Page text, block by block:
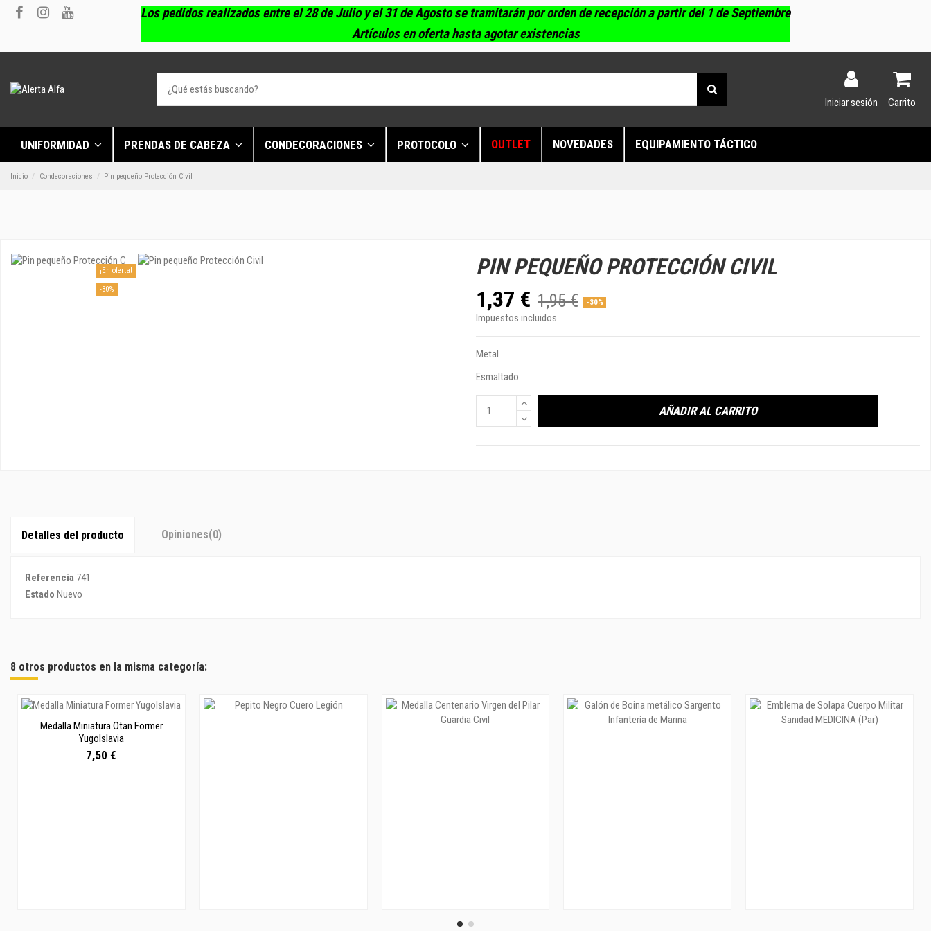
Los pedidos realizados entre el 28 de Julio y el 31 de Agosto se tramitarán por orden de recepción a partir del 1 de Septiembre
Artículos en oferta hasta agotar existencias
Iniciar sesión Carrito
UNIFORMIDAD PRENDAS DE CABEZA CONDECORACIONES PROTOCOLO OUTLET NOVEDADES EQUIPAMIENTO TÁCTICO
Inicio Condecoraciones Pin pequeño Protección Civil
¡En oferta!
-30%
PIN PEQUEÑO PROTECCIÓN CIVIL
1,37 € 1,95 € -30%
Impuestos incluidos
Metal
Esmaltado
AÑADIR AL CARRITO
Detalles del producto Opiniones(0)
Referencia 741
Estado Nuevo
8 otros productos en la misma categoría:
Medalla Miniatura Otan Former
Yugolslavia
7,50 €